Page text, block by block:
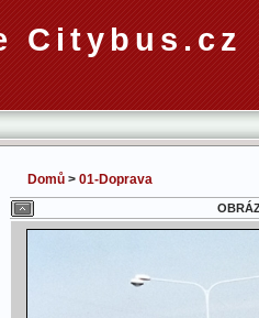
Citybus.cz
Domů > 01-Doprava